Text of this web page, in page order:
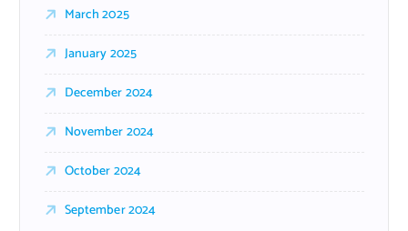
March 2025
January 2025
December 2024
November 2024
October 2024
September 2024